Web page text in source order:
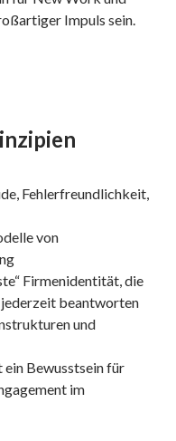
Impuls sein.
Fehlerfreundlichkeit,
von
Firmenidentität, die
beantworten
und
ein Bewusstsein für
im